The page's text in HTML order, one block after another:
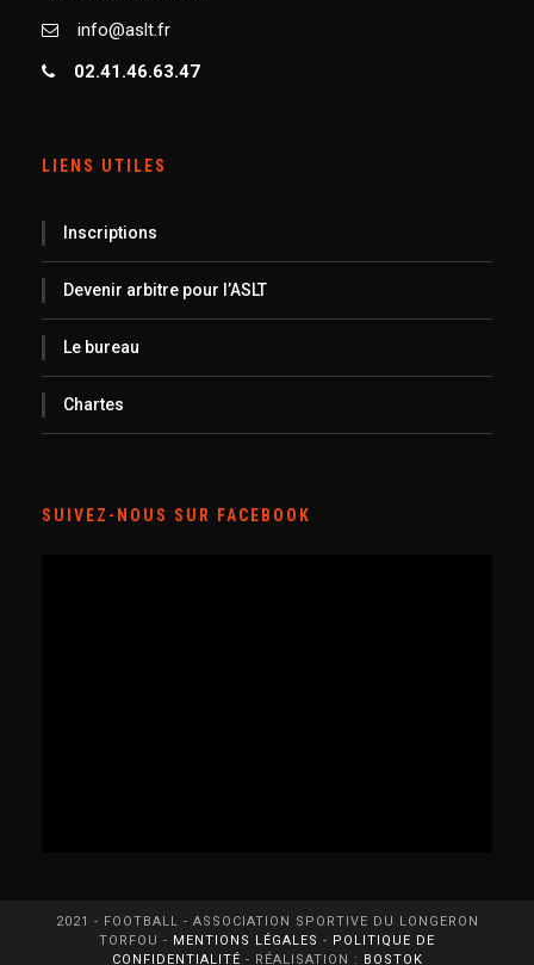
info@aslt.fr
02.41.46.63.47
LIENS UTILES
Inscriptions
Devenir arbitre pour l’ASLT
Le bureau
Chartes
SUIVEZ-NOUS SUR FACEBOOK
2021 - FOOTBALL - ASSOCIATION SPORTIVE DU LONGERON
TORFOU - MENTIONS LÉGALES - POLITIQUE DE
CONFIDENTIALITÉ - RÉALISATION : BOSTOK